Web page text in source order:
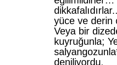
yüce ve derin
Veya bir
kuyruğunla;
deniliyordu.